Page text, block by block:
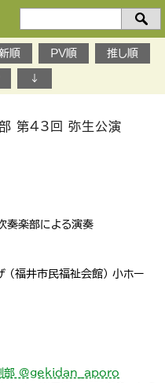
順 PV順 推し順
↓
第43回 弥生公演
楽部による演奏
（福井市民福祉会館） 小ホー
部 @gekidan__aporo